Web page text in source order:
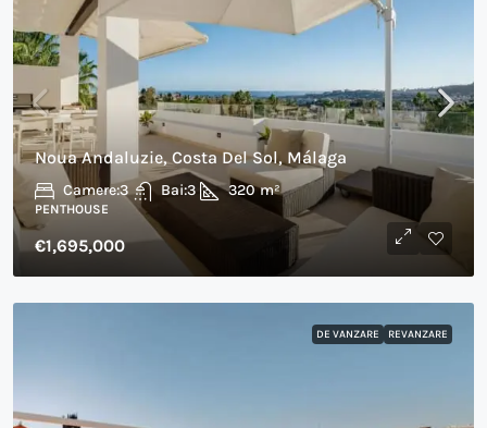
Noua Andaluzie, Costa Del Sol, Málaga
Camere:3 Bai:3 320 m²
PENTHOUSE
€1,695,000
DE VANZARE REVANZARE